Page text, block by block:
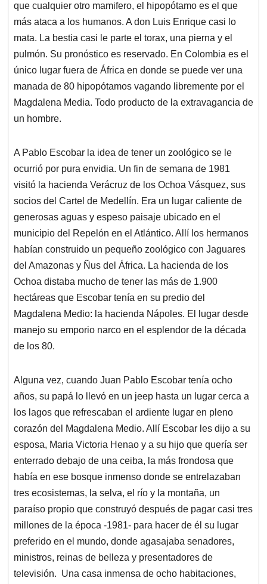
que cualquier otro mamifero, el hipopótamo es el que
más ataca a los humanos. A don Luis Enrique casi lo
mata. La bestia casi le parte el torax, una pierna y el
pulmón. Su pronóstico es reservado. En Colombia es el
único lugar fuera de África en donde se puede ver una
manada de 80 hipopótamos vagando libremente por el
Magdalena Media. Todo producto de la extravagancia de
un hombre.
A Pablo Escobar la idea de tener un zoológico se le
ocurrió por pura envidia. Un fin de semana de 1981
visitó la hacienda Verácruz de los Ochoa Vásquez, sus
socios del Cartel de Medellín. Era un lugar caliente de
generosas aguas y espeso paisaje ubicado en el
municipio del Repelón en el Atlántico. Allí los hermanos
habían construido un pequeño zoológico con Jaguares
del Amazonas y Ñus del África. La hacienda de los
Ochoa distaba mucho de tener las más de 1.900
hectáreas que Escobar tenía en su predio del
Magdalena Medio: la hacienda Nápoles. El lugar desde
manejo su emporio narco en el esplendor de la década
de los 80.
Alguna vez, cuando Juan Pablo Escobar tenía ocho
años, su papá lo llevó en un jeep hasta un lugar cerca a
los lagos que refrescaban el ardiente lugar en pleno
corazón del Magdalena Medio. Allí Escobar les dijo a su
esposa, Maria Victoria Henao y a su hijo que quería ser
enterrado debajo de una ceiba, la más frondosa que
había en ese bosque inmenso donde se entrelazaban
tres ecosistemas, la selva, el río y la montaña, un
paraíso propio que construyó después de pagar casi tres
millones de la época -1981- para hacer de él su lugar
preferido en el mundo, donde agasajaba senadores,
ministros, reinas de belleza y presentadores de
televisión. Una casa inmensa de ocho habitaciones,